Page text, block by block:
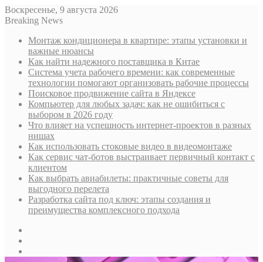
Воскресенье, 9 августа 2026
Breaking News
Монтаж кондиционера в квартире: этапы установки и
важные нюансы
Как найти надежного поставщика в Китае
Система учета рабочего времени: как современные
технологии помогают организовать рабочие процессы
Поисковое продвижение сайта в Яндексе
Компьютер для любых задач: как не ошибиться с
выбором в 2026 году
Что влияет на успешность интернет-проектов в разных
нишах
Как использовать стоковые видео в видеомонтаже
Как сервис чат-ботов выстраивает первичный контакт с
клиентом
Как выбрать авиабилеты: практичные советы для
выгодного перелета
Разработка сайта под ключ: этапы создания и
преимущества комплексного подхода